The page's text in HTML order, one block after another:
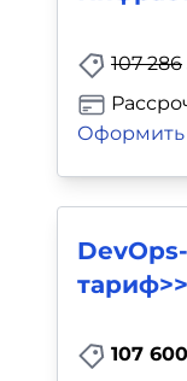
107 286
Оформить
тариф>>
107